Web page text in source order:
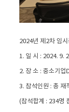
2024년 제2차 임시
1. 일 시 : 2024. 9.
2. 장 소 : 중소기업
3. 참석인원 : 총 재
(참석합계 : 234명